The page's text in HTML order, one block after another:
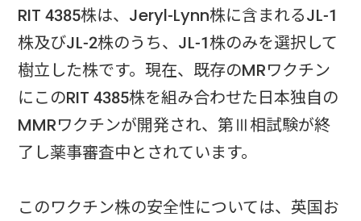
RIT 4385株は、Jeryl-Lynn株に含まれるJL-1
株及びJL-2株のうち、JL-1株のみを選択して
樹立した株です。現在、既存のMRワクチン
にこのRIT 4385株を組み合わせた日本独自の
MMRワクチンが開発され、第Ⅲ相試験が終
了し薬事審査中とされています。
このワクチン株の安全性については、英国お